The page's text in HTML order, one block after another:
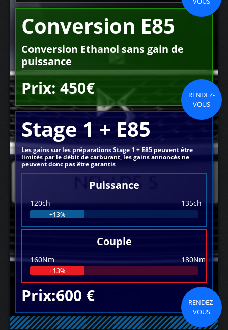
Conversion E85
Conversion Ethanol sans gain de
puissance
Prix: 450€
RENDEZ-
VOUS
Stage 1 + E85
Les gains sur les préparations Stage 1 + E85 peuvent être
limités par le débit de carburant, les gains annoncés ne
peuvent donc pas être garantis
Puissance
120ch 135ch
+13%
Couple
160Nm 180Nm
+13%
Prix:600 €
RENDEZ-
VOUS